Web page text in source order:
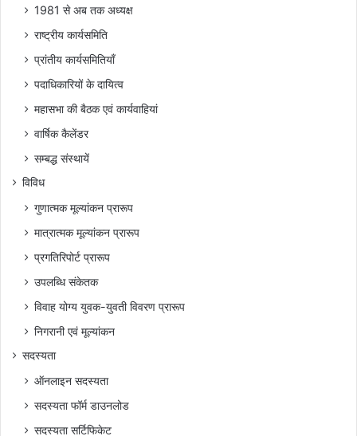
1981 से अब तक अध्यक्ष
राष्ट्रीय कार्यसमिति
प्रांतीय कार्यसमितियाँ
पदाधिकारियों के दायित्व
महासभा की बैठक एवं कार्यवाहियां
वार्षिक कैलेंडर
सम्बद्ध संस्थायें
विविध
गुणात्मक मूल्यांकन प्रारूप
मात्रात्मक मूल्यांकन प्रारूप
प्रगतिरिपोर्ट प्रारूप
उपलब्धि संकेतक
विवाह योग्य युवक-युवती विवरण प्रारूप
निगरानी एवं मूल्यांकन
सदस्यता
ऑनलाइन सदस्यता
सदस्यता फॉर्म डाउनलोड
सदस्यता सर्टिफिकेट